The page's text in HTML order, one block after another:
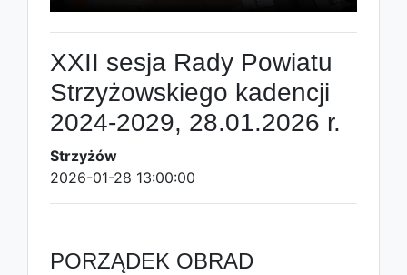
XXII sesja Rady Powiatu
Strzyżowskiego kadencji
2024-2029, 28.01.2026 r.
Strzyżów
2026-01-28 13:00:00
PORZĄDEK OBRAD